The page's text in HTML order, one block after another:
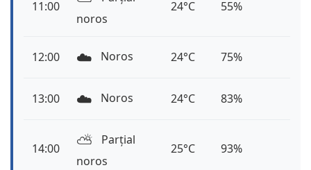
11:00
noros
24°C 55%
12:00 ☁️ Noros 24°C 75%
13:00 ☁️ Noros 24°C 83%
14:00 ⛅️
Parțial
noros
25°C 93%